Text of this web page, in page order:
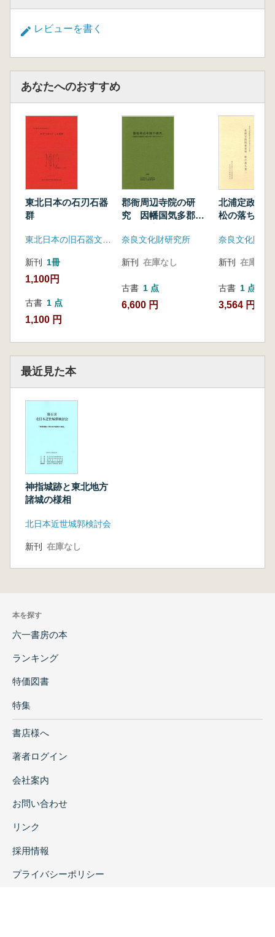
レビューを書く
あなたへのおすすめ
東北日本の石刃石器
群
新刊 1冊
1,100円
古書 1 点
1,100 円
郡衙周辺寺院の研
究 因幡国気多郡衙
中心に
奈良文化財研究所
新刊 在庫なし
古書 1 点
6,600 円
北浦定政関
松の落ち葉2
奈良文化財研
新刊 在庫なし
古書 1 点
3,564 円
最近見た本
神指城跡と東北地方
諸城の様相
北日本近世城郭検討会
新刊 在庫なし
本を探す
六一書房の本
ランキング
特価図書
特集
書店様へ
著者ログイン
会社案内
お問い合わせ
リンク
採用情報
プライバシーポリシー